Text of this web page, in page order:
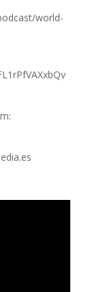
world-